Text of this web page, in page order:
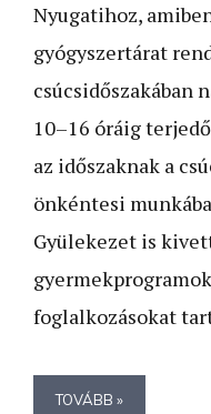
Nyugatihoz,
gyógyszertárat
csúcsidőszakában
10–16 óráig
az időszaknak a
önkéntesi
Gyülekezet is
foglalkozásokat
TOVÁBB »